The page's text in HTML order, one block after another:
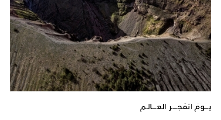
يـــومَ انفجـــــر العــــالـم